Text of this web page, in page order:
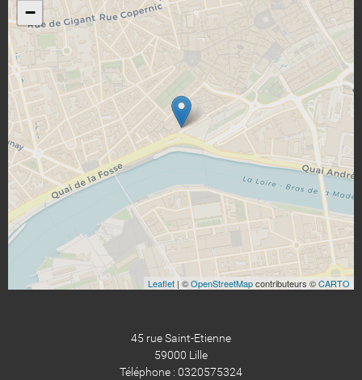
−
Leaflet | ©OpenStreetMapcontributeurs ©CARTO
45 rue Saint-Etienne
59000 Lille
Téléphone : 0320575324